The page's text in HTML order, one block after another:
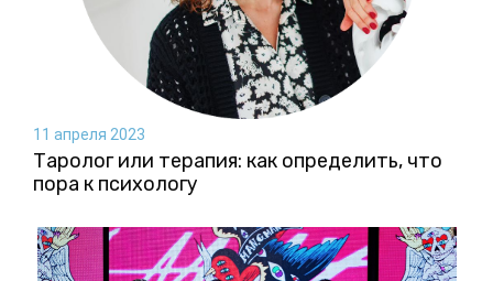
11 апреля 2023
Таролог или терапия: как определить, что
пора к психологу